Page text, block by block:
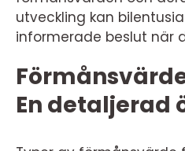
utveckling kan
informerade beslut när
En detaljerad